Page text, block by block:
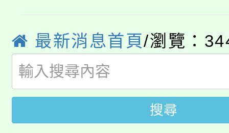
代理(課)教師甄選結果(
公告本校115學年度第
代理(課)教師甄選結果(
轉知中國文化大學推廣
《TA101》溝通分析基
程，歡迎學生輔導中心
轉知苗栗縣政府辦理
縣市「校園短影音徵
桃園市115學年度學生
最新消息首頁/瀏覽：
搜尋